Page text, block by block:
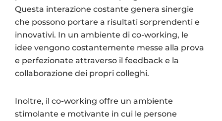
Questa interazione costante genera sinergie
che possono portare a risultati sorprendenti e
innovativi. In un ambiente di co-working, le
idee vengono costantemente messe alla prova
e perfezionate attraverso il feedback e la
collaborazione dei propri colleghi.
Inoltre, il co-working offre un ambiente
stimolante e motivante in cui le persone